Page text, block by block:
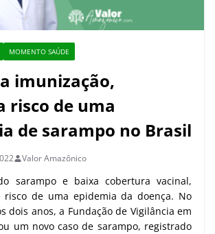
MOMENTO SAÚDE
imunização,
risco de uma
de sarampo no Brasil
Valor Amazônico
sarampo e baixa cobertura vacinal,
risco de uma epidemia da doença. No
dois anos, a Fundação de Vigilância em
um novo caso de sarampo, registrado